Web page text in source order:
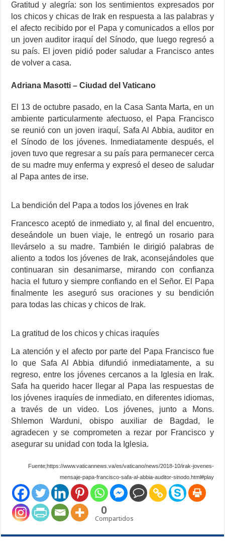
Gratitud y alegría: son los sentimientos expresados por
los chicos y chicas de Irak en respuesta a las palabras y
el afecto recibido por el Papa y comunicados a ellos por
un joven auditor iraquí del Sínodo, que luego regresó a
su país. El joven pidió poder saludar a Francisco antes
de volver a casa.
Adriana Masotti – Ciudad del Vaticano
El 13 de octubre pasado, en la Casa Santa Marta, en un
ambiente particularmente afectuoso, el Papa Francisco
se reunió con un joven iraquí, Safa Al Abbia, auditor en
el Sínodo de los jóvenes. Inmediatamente después, el
joven tuvo que regresar a su país para permanecer cerca
de su madre muy enferma y expresó el deseo de saludar
al Papa antes de irse.
La bendición del Papa a todos los jóvenes en Irak
Francesco aceptó de inmediato y, al final del encuentro,
deseándole un buen viaje, le entregó un rosario para
llevárselo a su madre. También le dirigió palabras de
aliento a todos los jóvenes de Irak, aconsejándoles que
continuaran sin desanimarse, mirando con confianza
hacia el futuro y siempre confiando en el Señor. El Papa
finalmente les aseguró sus oraciones y su bendición
para todas las chicas y chicos de Irak.
La gratitud de los chicos y chicas iraquíes
La atención y el afecto por parte del Papa Francisco fue
lo que Safa Al Abbia difundió inmediatamente, a su
regreso, entre los jóvenes cercanos a la Iglesia en Irak.
Safa ha querido hacer llegar al Papa las respuestas de
los jóvenes iraquíes de inmediato, en diferentes idiomas,
a través de un video. Los jóvenes, junto a Mons.
Shlemon Warduni, obispo auxiliar de Bagdad, le
agradecen y se comprometen a rezar por Francisco y
asegurar su unidad con toda la Iglesia.
Fuente;https://www.vaticannews.va/es/vaticano/news/2018-10/irak-jovenes-
mensaje-papa-francisco-safa-al-abbia-auditor-sinodo.html#play
0
Compartidos